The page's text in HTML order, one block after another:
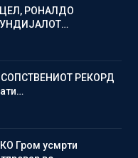
РОНАЛДО
РЕКОРД
Гром усмрти